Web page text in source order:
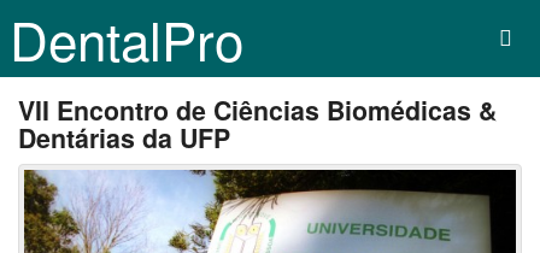
DentalPro
VII Encontro de Ciências Biomédicas &
Dentárias da UFP